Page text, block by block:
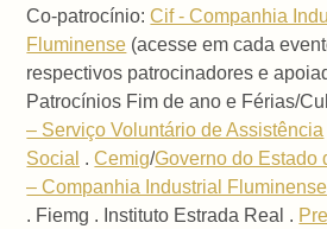
Co-patrocínio:Cif - Companhia
Fluminense (acesse em cada
respectivos patrocinadores e
Patrocínios Fim de ano e Férias/
– Serviço Voluntário de Assistência
Social .Cemig/Governo do Estado
– Companhia Industrial Fluminense
. Fiemg . Instituto Estrada Real .